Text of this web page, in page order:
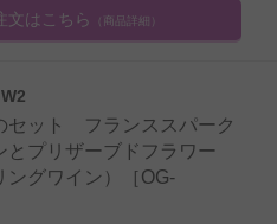
文はこちら （商品詳細）
セット フランススパーク
とプリザーブドフラワー
ングワイン）［OG-